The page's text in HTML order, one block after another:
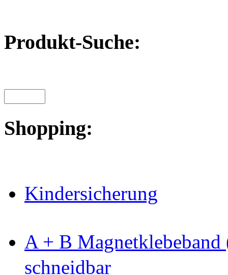
Produkt-Suche:
Shopping:
Kindersicherung
A + B
schneidbar